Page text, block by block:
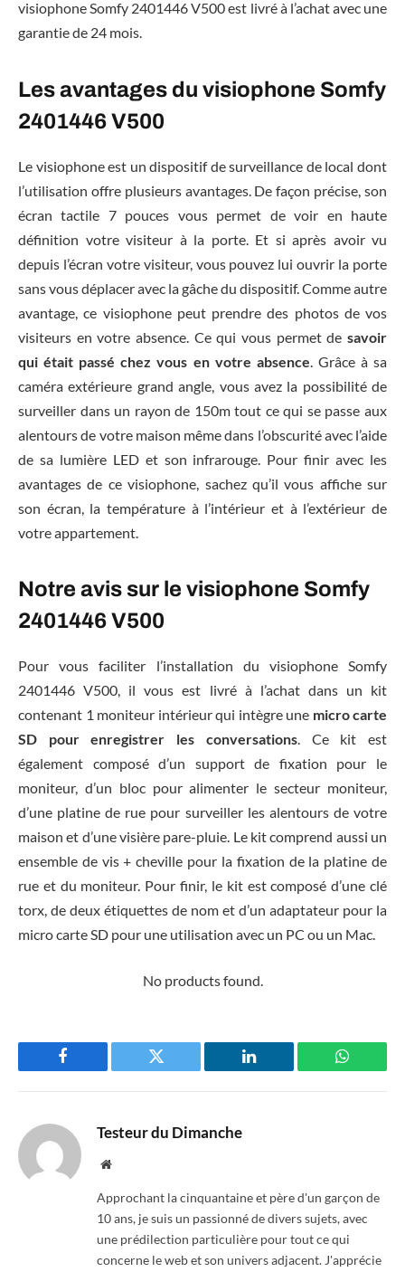
visiophone Somfy 2401446 V500 est livré à l’achat avec une
garantie de 24 mois.
Les avantages du visiophone Somfy
2401446 V500
Le visiophone est un dispositif de surveillance de local dont
l’utilisation offre plusieurs avantages. De façon précise, son
écran tactile 7 pouces vous permet de voir en haute
définition votre visiteur à la porte. Et si après avoir vu
depuis l’écran votre visiteur, vous pouvez lui ouvrir la porte
sans vous déplacer avec la gâche du dispositif. Comme autre
avantage, ce visiophone peut prendre des photos de vos
visiteurs en votre absence. Ce qui vous permet de savoir
qui était passé chez vous en votre absence . Grâce à sa
caméra extérieure grand angle, vous avez la possibilité de
surveiller dans un rayon de 150m tout ce qui se passe aux
alentours de votre maison même dans l’obscurité avec l’aide
de sa lumière LED et son infrarouge. Pour finir avec les
avantages de ce visiophone, sachez qu’il vous affiche sur
son écran, la température à l’intérieur et à l’extérieur de
votre appartement.
Notre avis sur le visiophone Somfy
2401446 V500
Pour vous faciliter l’installation du visiophone Somfy
2401446 V500, il vous est livré à l’achat dans un kit
contenant 1 moniteur intérieur qui intègre une micro carte
SD pour enregistrer les conversations. Ce kit est
également composé d’un support de fixation pour le
moniteur, d’un bloc pour alimenter le secteur moniteur,
d’une platine de rue pour surveiller les alentours de votre
maison et d’une visière pare-pluie. Le kit comprend aussi un
ensemble de vis + cheville pour la fixation de la platine de
rue et du moniteur. Pour finir, le kit est composé d’une clé
torx, de deux étiquettes de nom et d’un adaptateur pour la
micro carte SD pour une utilisation avec un PC ou un Mac.
No products found.
Facebook Twitter LinkedIn
Testeur du Dimanche
Website
Approchant la cinquantaine et père d'un garçon de
10 ans, je suis un passionné de divers sujets, avec
une prédilection particulière pour tout ce qui
concerne le web et son univers adjacent. J'apprécie